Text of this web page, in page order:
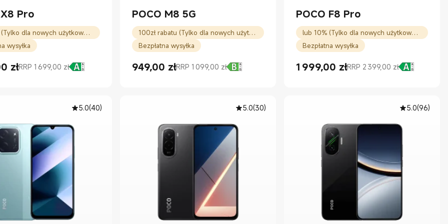
Pro
lub 10% (Tylko dla nowych użytkowników)
wysyłka
zł
zł1599.00
RRP 1 699,00 zł
1 699,00 zł
POCO M8 5G
100zł rabatu (Tylko dla nowych użytkowników)
Bezpłatna wysyłka
949,00 zł
Current Price zł949.00
RRP 1 099,00 zł
Cena rynkowa 1 099,00 zł
POCO F8 Pro
lub 10% (Tylko dla nowych użytkowników)
Bezpłatna wysyłka
1 999,00 zł
Current Price zł1999.00
RRP 2 399,00 zł
Cena rynkowa 2 399,00 zł
5.0(40) 5.0(30) 5.0(96)